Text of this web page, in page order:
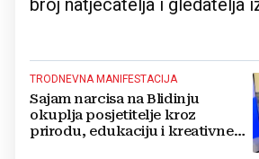
broj natjecatelja i gledatelja
TRODNEVNA MANIFESTACIJA
Sajam narcisa na Blidinju
okuplja posjetitelje kroz
prirodu, edukaciju i kreativne